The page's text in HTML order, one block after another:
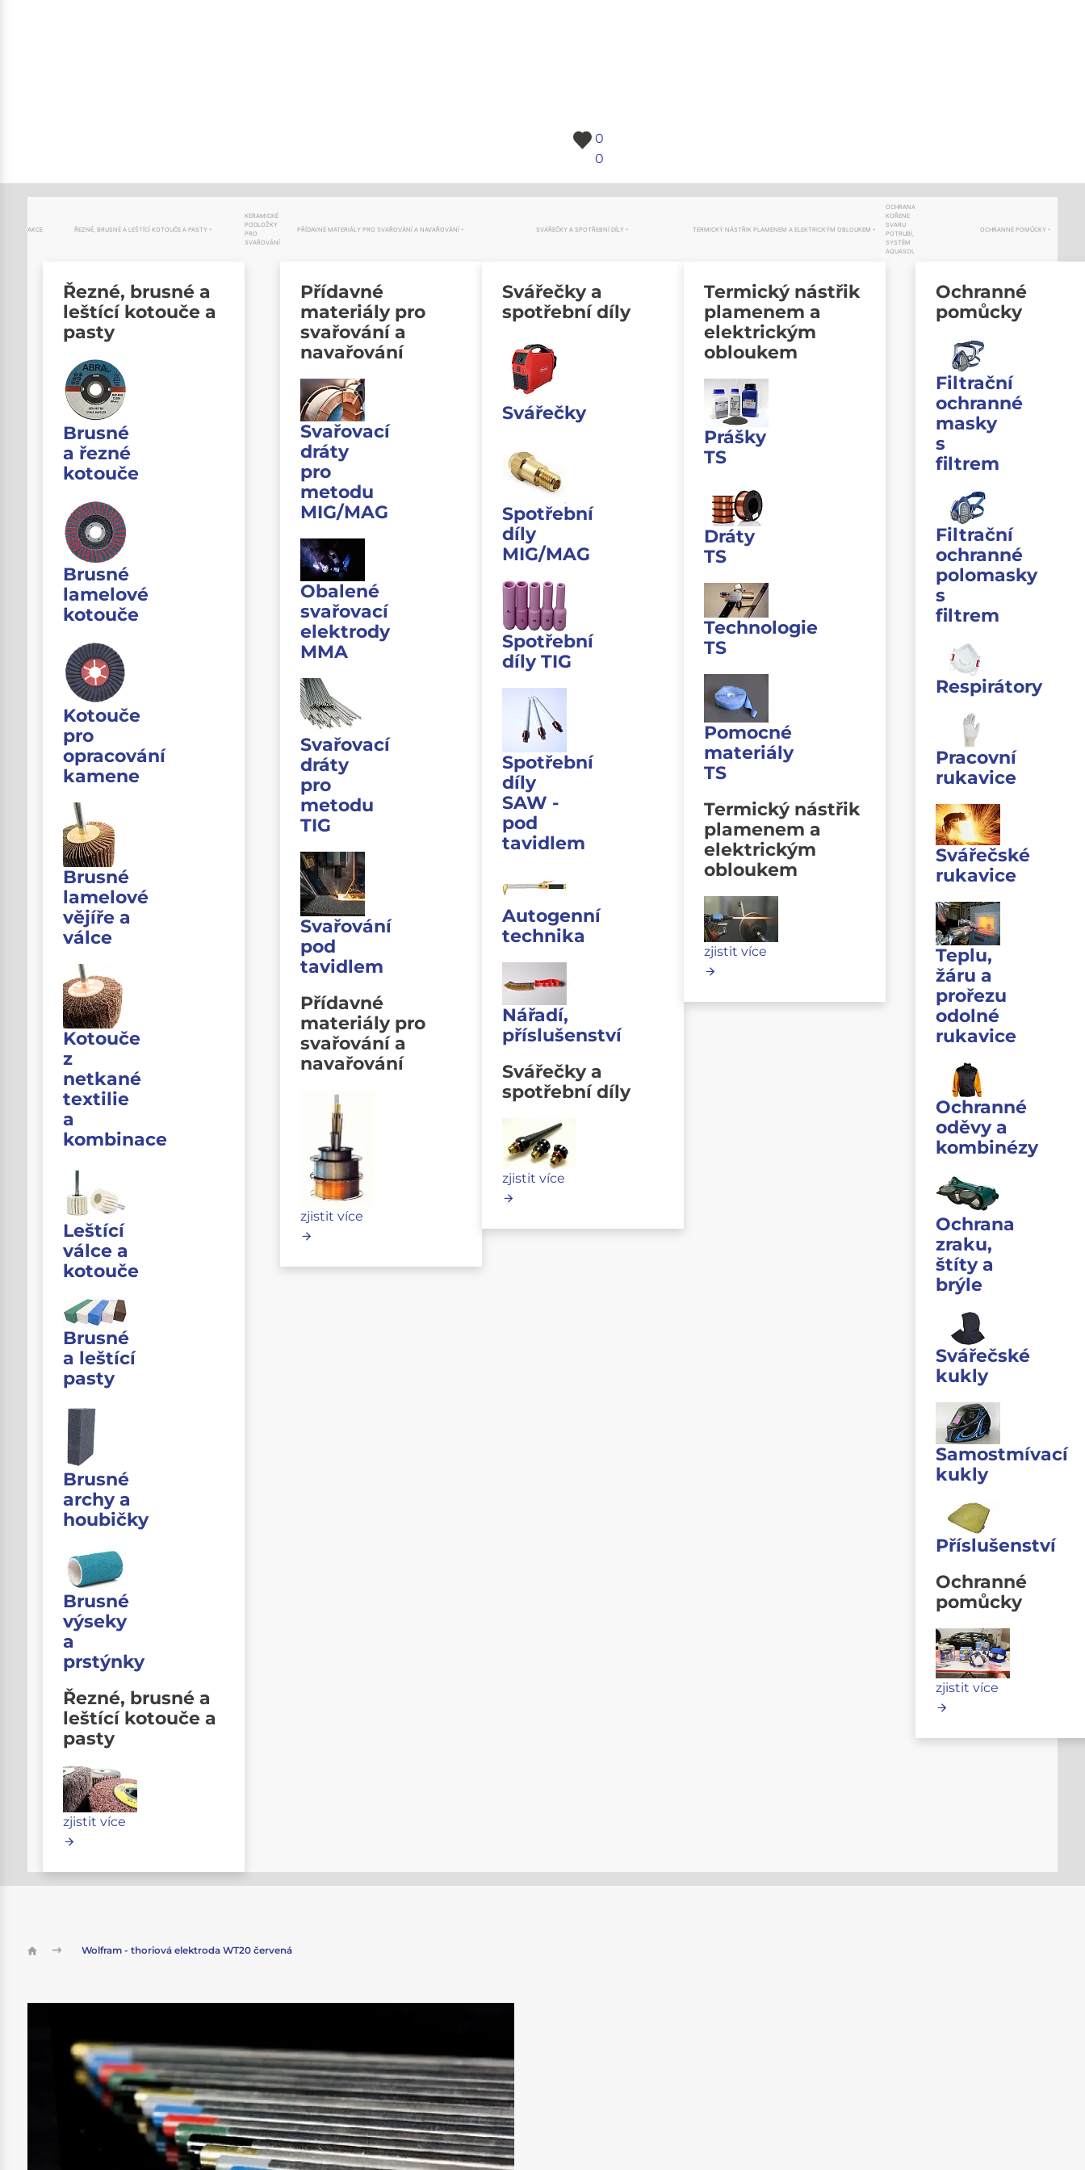
0
0
AKCE ŘEZNÉ, BRUSNÉ A LEŠTÍCÍ KOTOUČE A PASTY
Řezné, brusné a
leštící kotouče a
pasty
Brusné
a řezné
kotouče
Brusné
lamelové
kotouče
Kotouče
pro
opracování
kamene
Brusné
lamelové
vějíře a
válce
Kotouče
z
netkané
textilie
a
kombinace
Leštící
válce a
kotouče
Brusné
a leštící
pasty
Brusné
archy a
houbičky
Brusné
výseky
a
prstýnky
Řezné, brusné a
leštící kotouče a
pasty
zjistit více
KERAMICKÉ
PODLOŽKY
PRO
SVAŘOVÁNÍ
PŘÍDAVNÉ MATERIÁLY PRO SVAŘOVÁNÍ A NAVAŘOVÁNÍ
Přídavné
materiály pro
svařování a
navařování
Svařovací
dráty
pro
metodu
MIG/MAG
Obalené
svařovací
elektrody
MMA
Svařovací
dráty
pro
metodu
TIG
Svařování
pod
tavidlem
Přídavné
materiály pro
svařování a
navařování
zjistit více
SVÁŘEČKY A SPOTŘEBNÍ DÍLY
Svářečky a
spotřební díly
Svářečky
Spotřební
díly
MIG/MAG
Spotřební
díly TIG
Spotřební
díly
SAW -
pod
tavidlem
Autogenní
technika
Nářadí,
příslušenství
Svářečky a
spotřební díly
zjistit více
TERMICKÝ NÁSTŘIK PLAMENEM A ELEKTRICKÝM OBLOUKEM
Termický nástřik
plamenem a
elektrickým
obloukem
Prášky
TS
Dráty
TS
Technologie
TS
Pomocné
materiály
TS
Termický nástřik
plamenem a
elektrickým
obloukem
zjistit více
OCHRANA
KOŘENE
SVARU
POTRUBÍ,
SYSTÉM
AQUASOL
OCHRANNÉ POMŮCKY
Ochranné
pomůcky
Filtrační
ochranné
masky
s
filtrem
Filtrační
ochranné
polomasky
s
filtrem
Respirátory
Pracovní
rukavice
Svářečské
rukavice
Teplu,
žáru a
prořezu
odolné
rukavice
Ochranné
oděvy a
kombinézy
Ochrana
zraku,
štíty a
brýle
Svářečské
kukly
Samostmívací
kukly
Příslušenství
Ochranné
pomůcky
zjistit více
Wolfram - thoriová elektroda WT20 červená